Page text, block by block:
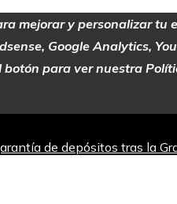
mejorar y personalizar
Google Analytics,
para ver nuestra
de depósitos tras la
de vitamina C para mejorar